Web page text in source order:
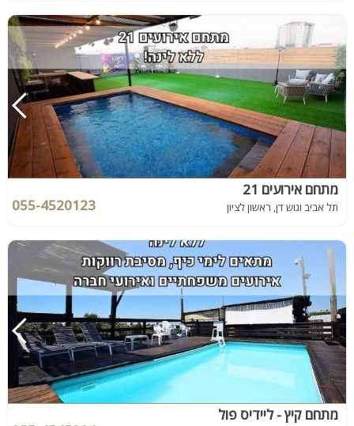
מתחם אירועים 21
תל אביב וגוש דן, ראשון לציון 055-4520123
מתחם קיץ - ליידיס פול